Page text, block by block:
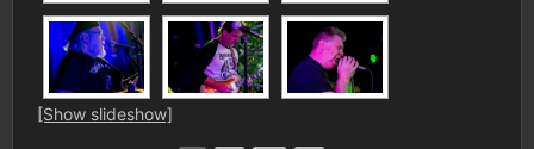
[Show slideshow]